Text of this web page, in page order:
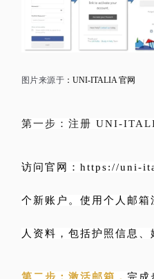
图片来源于 ：UNI-ITALIA 官网
第一步：注册 UNI-
访问官网：https://uni-
个新账户。使用个人邮
人资料，包括护照信息、
第二步：激活邮箱， 完成